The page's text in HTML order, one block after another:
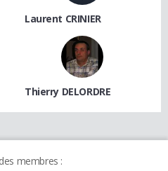
Laurent CRINIER
Thierry DELORDRE
membres :